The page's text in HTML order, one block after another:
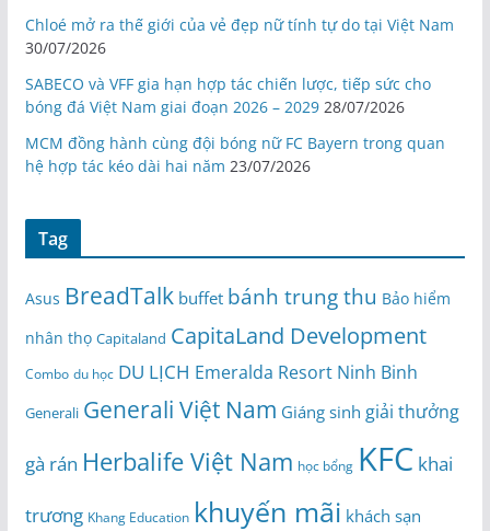
Chloé mở ra thế giới của vẻ đẹp nữ tính tự do tại Việt Nam
30/07/2026
SABECO và VFF gia hạn hợp tác chiến lược, tiếp sức cho
bóng đá Việt Nam giai đoạn 2026 – 2029 28/07/2026
MCM đồng hành cùng đội bóng nữ FC Bayern trong quan
hệ hợp tác kéo dài hai năm 23/07/2026
Tag
Asus BreadTalk buffet bánh trung thu Bảo hiểm
nhân thọ Capitaland CapitaLand Development
Combo du học DU LỊCH Emeralda Resort Ninh Binh
Generali Generali Việt Nam Giáng sinh giải thưởng
gà rán Herbalife Việt Nam học bổng KFC khai
trương Khang Education khuyến mãi khách sạn